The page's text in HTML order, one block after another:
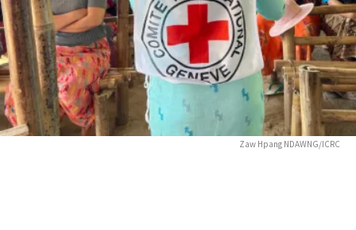
Zaw Hpang NDAWNG/ICRC